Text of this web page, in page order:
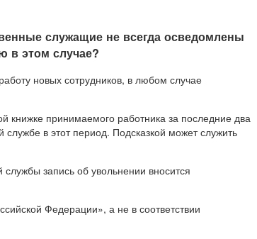
служащие не всегда осведомлены
в этом случае?
новых сотрудников, в любом случае
книжке принимаемого работника за последние два
службе в этот период. Подсказкой может служить
запись об увольнении вносится
Федерации», а не в соответствии